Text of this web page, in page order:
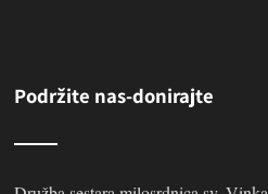
Podržite nas-donirajte